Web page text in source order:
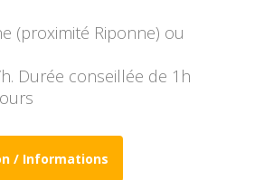
(proximité Riponne) ou
h. Durée conseillée de 1h
/ Informations